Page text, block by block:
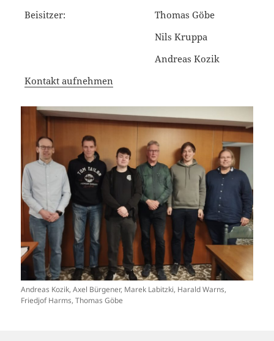
Beisitzer:
Thomas Göbe
Nils Kruppa
Andreas Kozik
Kontakt aufnehmen
Andreas Kozik, Axel Bürgener, Marek Labitzki, Harald Warns,
Friedjof Harms, Thomas Göbe